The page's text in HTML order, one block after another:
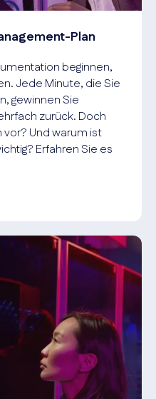
Plan
beginnen,
Jede Minute, die Sie
gewinnen Sie
zurück. Doch
Und warum ist
Erfahren Sie es